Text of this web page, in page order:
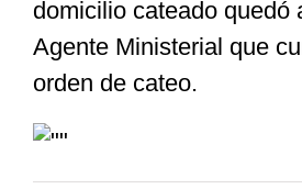
domicilio cateado quedó
Agente Ministerial que
orden de cateo.